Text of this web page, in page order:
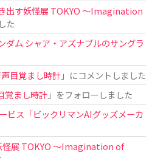
出す妖怪展 TOKYO 〜Imagination
た
ダム シャア・アズナブルのサングラ
目覚まし時計」にコメントしました
覚まし時計」をフォローしました
ビス「ビックリマンAIグッズメーカ
怪展 TOKYO 〜Imagination of